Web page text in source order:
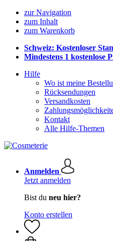
zur Navigation
zum Inhalt
zum Warenkorb
Schweiz: Kostenloser
Mindestens 1 kostenlose
Hilfe
Wo ist meine
Rücksendungen
Versandkosten
Kontakt
Alle Hilfe-Themen
Anmelden
Jetzt anmelden
Bist du neu hier?
Konto erstellen